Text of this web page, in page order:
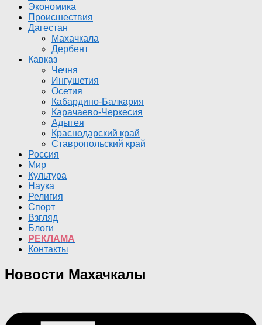
Экономика
Происшествия
Дагестан
Махачкала
Дербент
Кавказ
Чечня
Ингушетия
Осетия
Кабардино-Балкария
Карачаево-Черкесия
Адыгея
Краснодарский край
Ставропольский край
Россия
Мир
Культура
Наука
Религия
Спорт
Взгляд
Блоги
РЕКЛАМА
Контакты
Новости Махачкалы